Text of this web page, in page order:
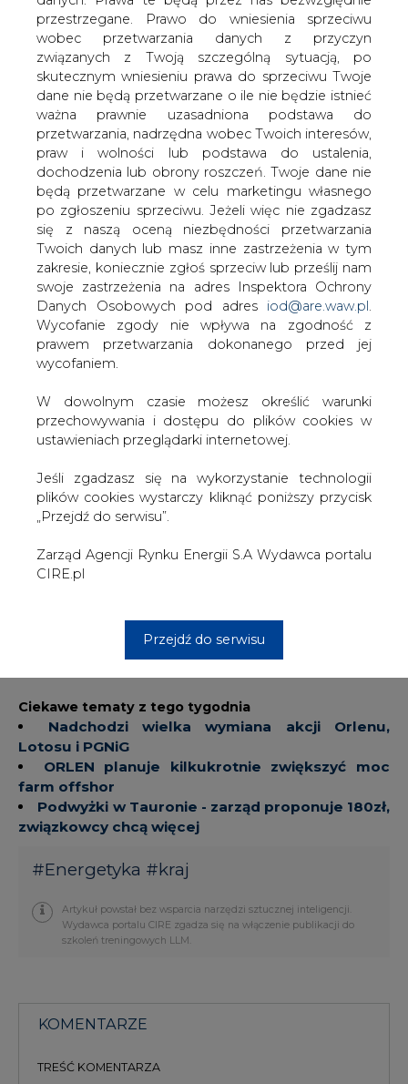
przestrzegane. Prawo do wniesienia sprzeciwu
wobec przetwarzania danych z przyczyn
związanych z Twoją szczególną sytuacją, po
skutecznym wniesieniu prawa do sprzeciwu Twoje
dane nie będą przetwarzane o ile nie będzie istnieć
ważna prawnie uzasadniona podstawa do
przetwarzania, nadrzędna wobec Twoich interesów,
praw i wolności lub podstawa do ustalenia,
dochodzenia lub obrony roszczeń. Twoje dane nie
będą przetwarzane w celu marketingu własnego
po zgłoszeniu sprzeciwu. Jeżeli więc nie zgadzasz
się z naszą oceną niezbędności przetwarzania
Twoich danych lub masz inne zastrzeżenia w tym
zakresie, koniecznie zgłoś sprzeciw lub prześlij nam
swoje zastrzeżenia na adres Inspektora Ochrony
Danych Osobowych pod adres iod@are.waw.pl.
Wycofanie zgody nie wpływa na zgodność z
prawem przetwarzania dokonanego przed jej
wycofaniem.
W dowolnym czasie możesz określić warunki
przechowywania i dostępu do plików cookies w
ustawieniach przeglądarki internetowej.
Jeśli zgadzasz się na wykorzystanie technologii
plików cookies wystarczy kliknąć poniższy przycisk
„Przejdź do serwisu”.
Zarząd Agencji Rynku Energii S.A Wydawca portalu
CIRE.pl
Przejdź do serwisu
Produkcja energii z elektrowni
węgla kamiennego wzrosła w IV rdr
do 51,1 proc. - PSE
Produkcja energii elektrycznej z
elektrowni opartych na węglu
kamiennym wzrosła w kwietniu w
Polsce do 51,41 proc. całej produkcji z
43,84 proc. w kwietniu 2020 roku -
wynika z danych PSE.
Elektrownie oparte na węglu brunatnym w kwietniu 2021
r. dostarczyły 26,91 proc. całej produkcji wobec 25,63
Elektrownie na gaz dostarczyły 6,85 proc. energii wobec
10,09 proc. rok temu.
Elektrownie na wiatr dostarczyły 9,25 proc. energii wobec
10,42 proc. rok temu.
wobec 6,82 proc. w kwietniu ubiegłego roku.
Ze źródeł odnawialnych pochodziło 3,41 proc. całej
Ciekawe tematy z tego tygodnia
Nadchodzi wielka wymiana akcji Orlenu,
Lotosu i PGNiG
ORLEN planuje kilkukrotnie zwiększyć moc
farm offshor
Podwyżki w Tauronie - zarząd proponuje 180zł,
związkowcy chcą więcej
#Energetyka #kraj
Artykuł powstał bez wsparcia narzędzi sztucznej inteligencji.
Wydawca portalu CIRE zgadza się na włączenie publikacji do
szkoleń treningowych LLM.
KOMENTARZE
TREŚĆ KOMENTARZA